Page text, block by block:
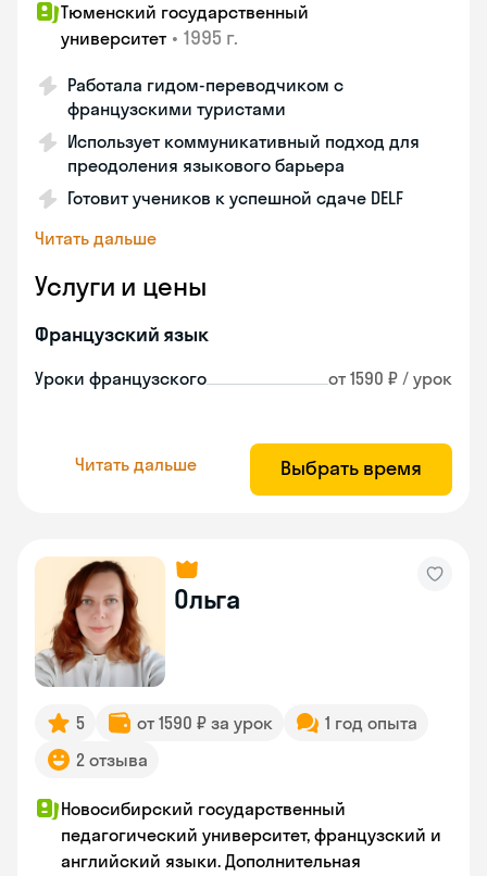
Тюменский государственный
университет • 1995 г.
Работала гидом-переводчиком с
французскими туристами
Использует коммуникативный подход для
преодоления языкового барьера
Готовит учеников к успешной сдаче DELF
Читать дальше
Услуги и цены
Французский язык
Уроки французского от 1590 ₽ / урок
Читать дальше Выбрать время
Ольга
5 от 1590 ₽ за урок
1 год опыта
2 отзыва
Новосибирский государственный
педагогический университет, французский и
английский языки. Дополнительная